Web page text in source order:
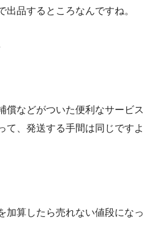
品するところなんですね。
償などがついた便利なサービス
て、発送する手間は同じですよ
加算したら売れない値段になっ